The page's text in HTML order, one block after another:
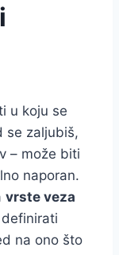
u koju se
se zaljubiš,
– može biti
naporan.
vrste veza
na ono što